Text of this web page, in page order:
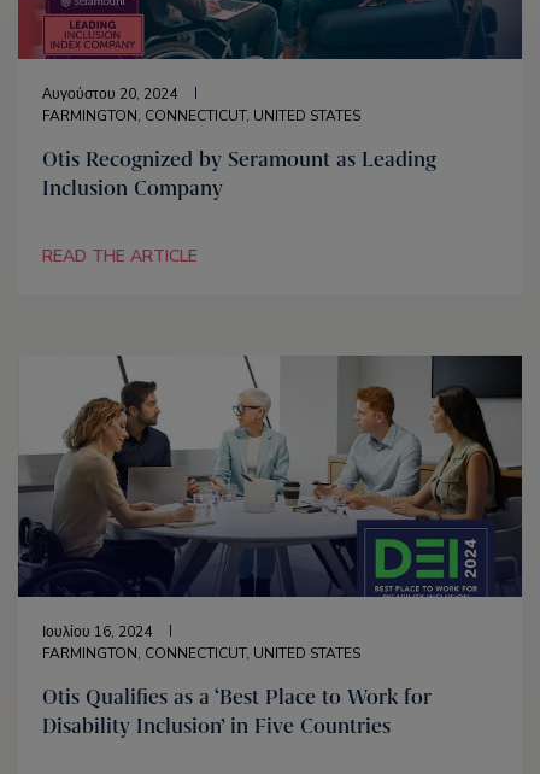
Αυγούστου 20, 2024
FARMINGTON, CONNECTICUT, UNITED STATES
Otis Recognized by Seramount as Leading
Inclusion Company
READ THE ARTICLE
Ιουλίου 16, 2024
FARMINGTON, CONNECTICUT, UNITED STATES
Otis Qualifies as a ‘Best Place to Work for
Disability Inclusion’ in Five Countries